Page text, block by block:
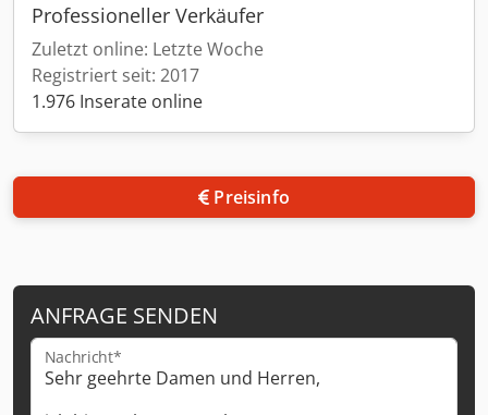
Professioneller Verkäufer
Zuletzt online: Letzte Woche
Registriert seit: 2017
1.976 Inserate online
Preisinfo
ANFRAGE SENDEN
Nachricht*